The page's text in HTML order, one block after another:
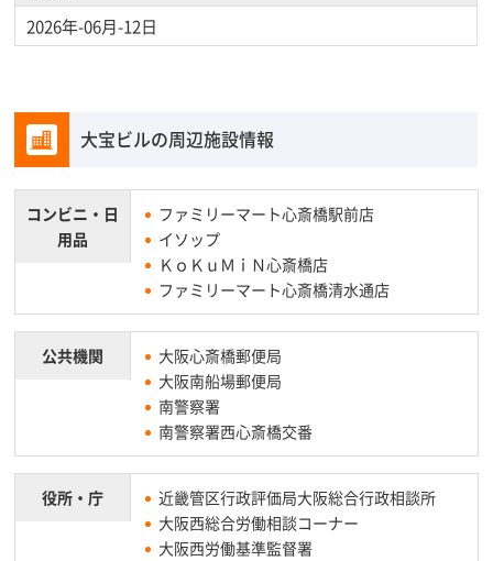
2026年-06月-12日
大宝ビルの周辺施設情報
コンビニ・ 日
用品
ファミリーマート心斎橋駅前店
イソップ
ＫｏＫｕＭｉＮ心斎橋店
ファミリーマート心斎橋清水通店
公共機関
大阪心斎橋郵便局
大阪南船場郵便局
南警察署
南警察署西心斎橋交番
役所・庁
近畿管区行政評価局大阪総合行政相談所
大阪西総合労働相談コーナー
大阪西労働基準監督署